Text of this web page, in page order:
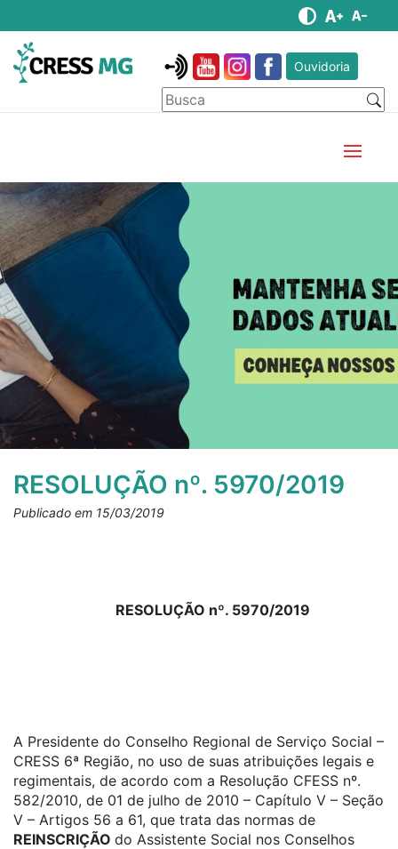
Ouvidoria
RESOLUÇÃO nº. 5970/2019
Publicado em 15/03/2019
RESOLUÇÃO nº. 5970/2019
A Presidente do Conselho Regional de Serviço Social –
CRESS 6ª Região, no uso de suas atribuições legais e
regimentais, de acordo com a Resolução CFESS nº.
582/2010, de 01 de julho de 2010 – Capítulo V – Seção
V – Artigos 56 a 61, que trata das normas de
REINSCRIÇÃO do Assistente Social nos Conselhos